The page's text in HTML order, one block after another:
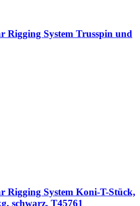
Rigging System Trusspin und
Rigging System Koni-T-Stück,
schwarz, T45761